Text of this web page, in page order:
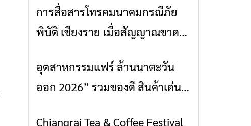
ข่าวเชียงราย
การสื่อสารโทรคมนาคมกรณีภัย
พิบัติ เชียงราย เมื่อสัญญาณขาด
ข่าวเชียงราย
อุตสาหกรรมแฟร์ ล้านนาตะวัน
ออก 2026” รวมของดี สินค้าเด่น
ข่าวเชียงราย
Chiangrai Tea & Coffee Festival